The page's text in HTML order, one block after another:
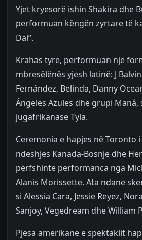
Yjet kryesorë ishin Shakira dhe
performuan këngën zyrtare të
Dai”.
Krahas tyre, performuan një
mbresëlënës yjesh latinë: J
Fernández, Belinda, Danny
Ángeles Azules dhe grupi
jugafrikanase Tyla.
Ceremonia e hapjes në Toronto
ndeshjes Kanada-Bosnjë dhe
përfshinte performanca nga
Alanis Morissette. Ata ndanë
si Alessia Cara, Jessie Reyez,
Sanjoy, Vegedream dhe William
Pjesa amerikane e spektaklit